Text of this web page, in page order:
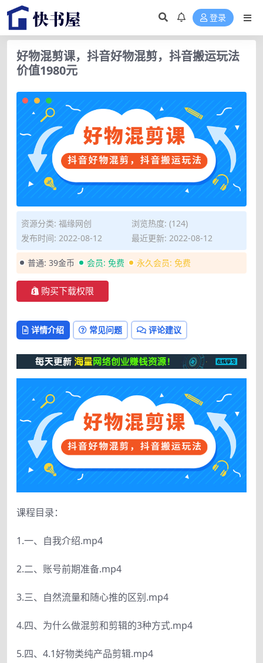
登录
好物混剪课，抖音好物混剪，抖音搬运玩法
价值1980元
资源分类: 福缘网创
浏览热度: (124)
发布时间: 2022-08-12
最近更新: 2022-08-12
普通: 39金币 会员: 免费 永久会员: 免费
购买下载权限
详情介绍 常见问题 评论建议
课程目录：
1.一、自我介绍.mp4
2.二、账号前期准备.mp4
3.三、自然流量和随心推的区别.mp4
4.四、为什么做混剪和剪辑的3种方式.mp4
5.四、4.1好物类纯产品剪辑.mp4